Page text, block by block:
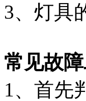
3、灯具
常见故
1、首先